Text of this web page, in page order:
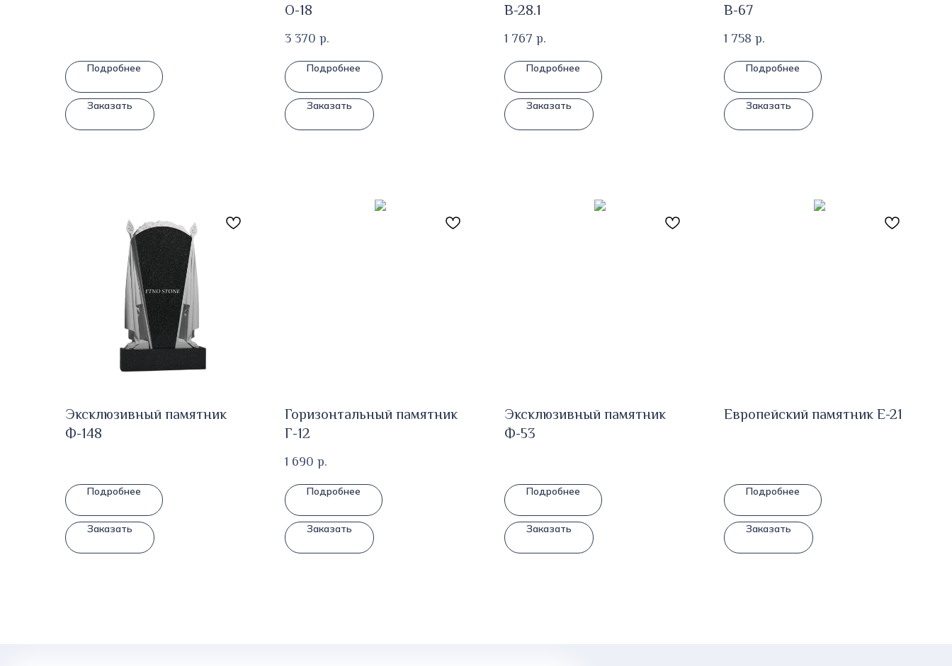
Подробнее
Заказать
О-18
3 370 р.
Подробнее
Заказать
В-28.1
1 767 р.
Подробнее
Заказать
В-67
1 758 р.
Подробнее
Заказать
Эксклюзивный памятник
Ф-148
Подробнее
Заказать
Горизонтальный памятник
Г-12
1 690 р.
Подробнее
Заказать
Эксклюзивный памятник
Ф-53
Подробнее
Заказать
Европейский памятник E-21
Подробнее
Заказать